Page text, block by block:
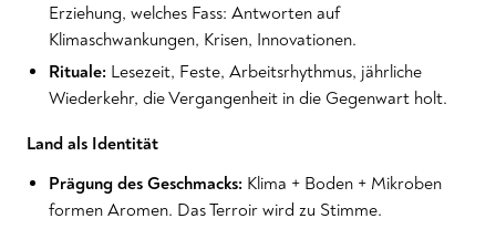
Erziehung, welches Fass: Antworten auf
Klimaschwankungen, Krisen, Innovationen.
Rituale: Lesezeit, Feste, Arbeitsrhythmus, jährliche
Wiederkehr, die Vergangenheit in die Gegenwart holt.
Land als Identität
Prägung des Geschmacks: Klima + Boden + Mikroben
formen Aromen. Das Terroir wird zu Stimme.